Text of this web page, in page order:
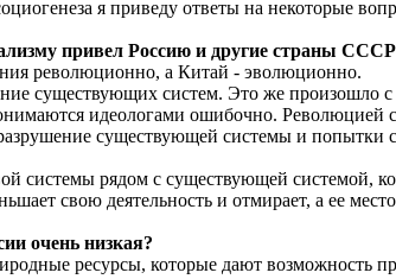
я приведу ответы на некоторые
привел Россию и другие страны
революционно, а Китай - эволюционно.
существующих систем. Это же произошло
идеологами ошибочно. Революцией
существующей системы и попытки
системы рядом с существующей системой,
свою деятельность и отмирает, а ее
очень низкая?
ресурсы, которые дают возможность